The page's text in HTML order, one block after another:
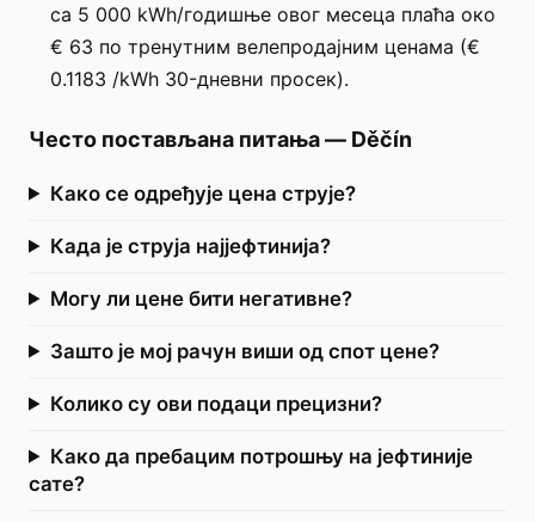
са 5 000 kWh/годишње овог месеца плаћа око
€ 63 по тренутним велепродајним ценама (€
0.1183 /kWh 30-дневни просек).
Често постављана питања— Děčín
Како се одређује цена струје?
Када је струја најјефтинија?
Могу ли цене бити негативне?
Зашто је мој рачун виши од спот цене?
Колико су ови подаци прецизни?
Како да пребацим потрошњу на јефтиније
сате?